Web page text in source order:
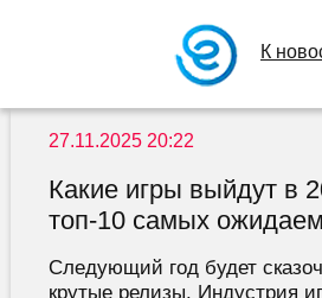
К
27.11.2025 20:22
Какие игры выйдут в
топ-10 самых
Следующий год будет
крутые релизы. Индустрия